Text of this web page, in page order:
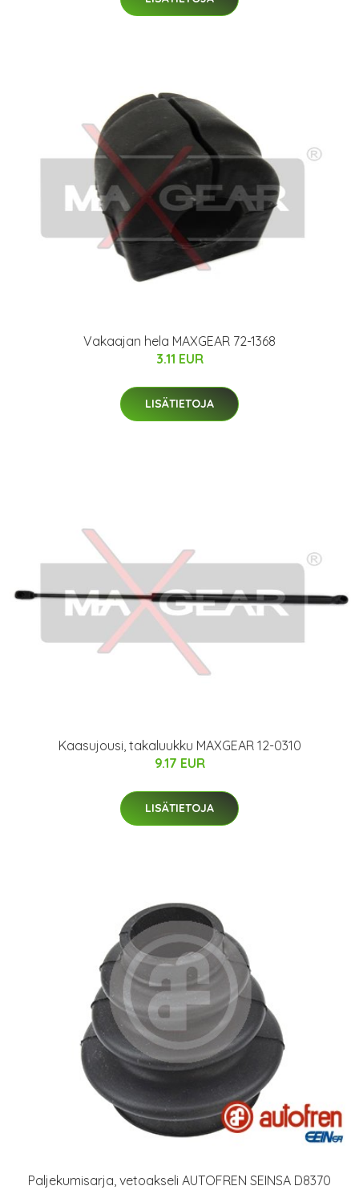
Vakaajan hela MAXGEAR 72-1368
3.11 EUR
LISÄTIETOJA
Kaasujousi, takaluukku MAXGEAR 12-0310
9.17 EUR
LISÄTIETOJA
Paljekumisarja, vetoakseli AUTOFREN SEINSA D8370